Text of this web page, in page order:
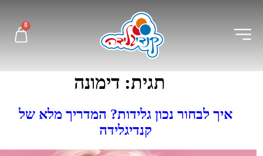
0
תגית: דימונה
איך לבחור נכון גלידות? המדריך מלא של
קנדיגלידה